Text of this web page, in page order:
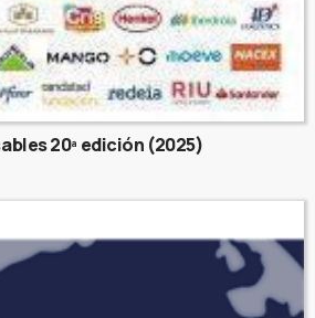
20ª edición (2025)